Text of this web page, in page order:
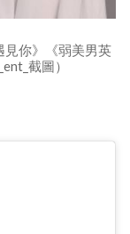
見你》《弱美男英
截圖）